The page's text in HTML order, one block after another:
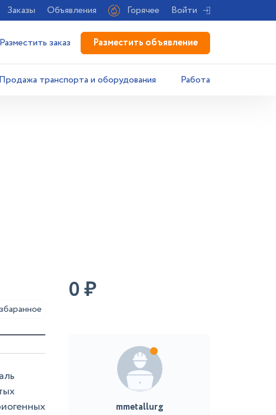
Заказы Объявления Горячее Войти
Разместить заказ Разместить объявление
Продажа транспорта и оборудования Работа
0₽
mmetallurg